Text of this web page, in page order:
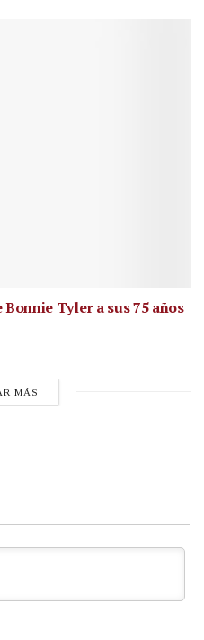
Bonnie Tyler a sus 75 años
MÁS